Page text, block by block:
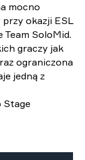
mocno
okazji ESL
Team SoloMid.
graczy jak
ograniczona
jedną z
Stage